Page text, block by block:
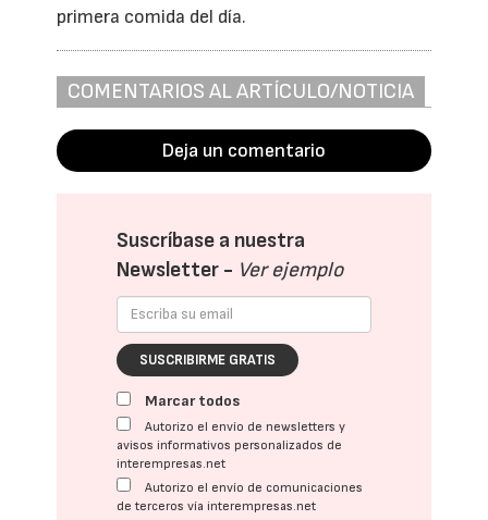
primera comida del día.
COMENTARIOS AL ARTÍCULO/NOTICIA
Deja un comentario
Suscríbase a nuestra
Newsletter - Ver ejemplo
SUSCRIBIRME GRATIS
Marcar todos
Autorizo el envío de newsletters y
avisos informativos personalizados de
interempresas.net
Autorizo el envío de comunicaciones
de terceros vía interempresas.net